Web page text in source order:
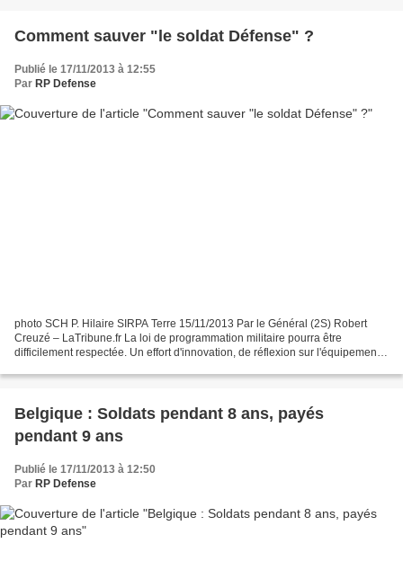
Comment sauver "le soldat Défense" ?
Publié le 17/11/2013 à 12:55
Par RP Defense
photo SCH P. Hilaire SIRPA Terre 15/11/2013 Par le Général (2S) Robert
Creuzé – LaTribune.fr La loi de programmation militaire pourra être
difficilement respectée. Un effort d'innovation, de réflexion sur l'équipement
Belgique : Soldats pendant 8 ans, payés
pendant 9 ans
Publié le 17/11/2013 à 12:50
Par RP Defense